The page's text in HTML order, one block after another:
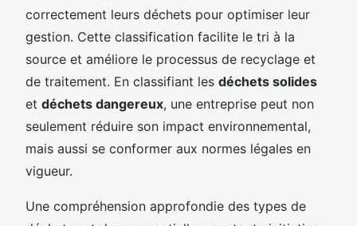
correctement leurs déchets pour optimiser leur
gestion. Cette classification facilite le tri à la
source et améliore le processus de recyclage et
de traitement. En classifiant les déchets solides
et déchets dangereux, une entreprise peut non
seulement réduire son impact environnemental,
mais aussi se conformer aux normes légales en
vigueur.
Une compréhension approfondie des types de